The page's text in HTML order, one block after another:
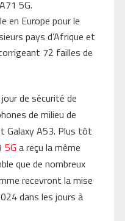
5G.
en Europe pour le
pays d’Afrique et
72 failles de
de sécurité de
de milieu de
Galaxy A53. Plus tôt
5G a reçu la même
que de nombreux
recevront la mise
dans les jours à